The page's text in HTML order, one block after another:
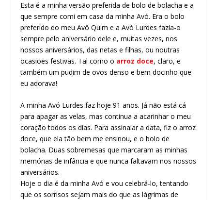
Esta é a minha versão preferida de bolo de bolacha e a
que sempre comi em casa da minha Avó. Era o bolo
preferido do meu Avô Quim e a Avó Lurdes fazia-o
sempre pelo aniversário dele e, muitas vezes, nos
nossos aniversários, das netas e filhas, ou noutras
ocasiões festivas. Tal como o arroz doce, claro, e
também um pudim de ovos denso e bem docinho que
eu adorava!
A minha Avó Lurdes faz hoje 91 anos. Já não está cá
para apagar as velas, mas continua a acarinhar o meu
coração todos os dias. Para assinalar a data, fiz o arroz
doce, que ela tão bem me ensinou, e o bolo de
bolacha. Duas sobremesas que marcaram as minhas
memórias de infância e que nunca faltavam nos nossos
aniversários.
Hoje o dia é da minha Avó e vou celebrá-lo, tentando
que os sorrisos sejam mais do que as lágrimas de